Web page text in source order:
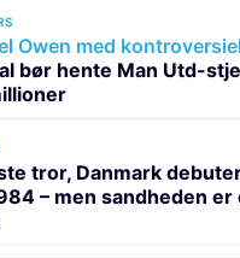
Owen med
bør hente Man Utd-
tror, Danmark
– men sandheden er